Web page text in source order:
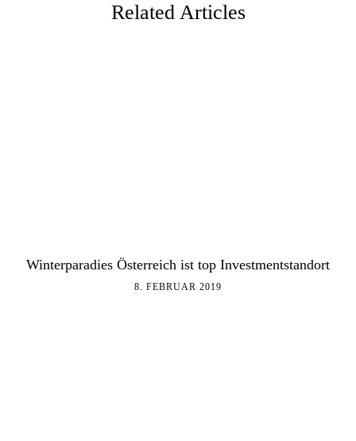
Related Articles
Winterparadies Österreich ist top Investmentstandort
8. FEBRUAR 2019